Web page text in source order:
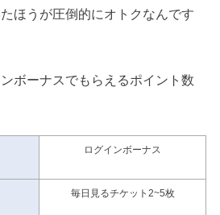
ほうが圧倒的にオトクなんです
ボーナスでもらえるポイント数
ログインボーナス
毎日見るチケット2~5枚